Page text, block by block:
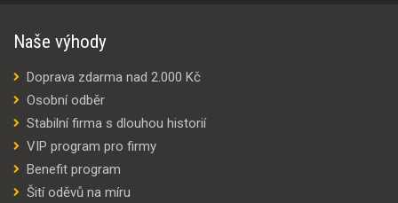
Naše výhody
Doprava zdarma nad 2.000 Kč
Osobní odběr
Stabilní firma s dlouhou historií
VIP program pro firmy
Benefit program
Šití oděvů na míru